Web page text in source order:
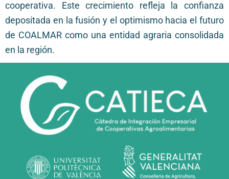
cooperativa. Este crecimiento refleja la confianza
depositada en la fusión y el optimismo hacia el futuro
de COALMAR como una entidad agraria consolidada
en la región.